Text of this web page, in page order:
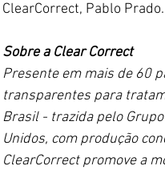
ClearCorrect, Pablo Prado.
Sobre a Clear Correct
Presente em mais de 60
transparentes para
Brasil - trazida pelo
Unidos, com produção
ClearCorrect promove a